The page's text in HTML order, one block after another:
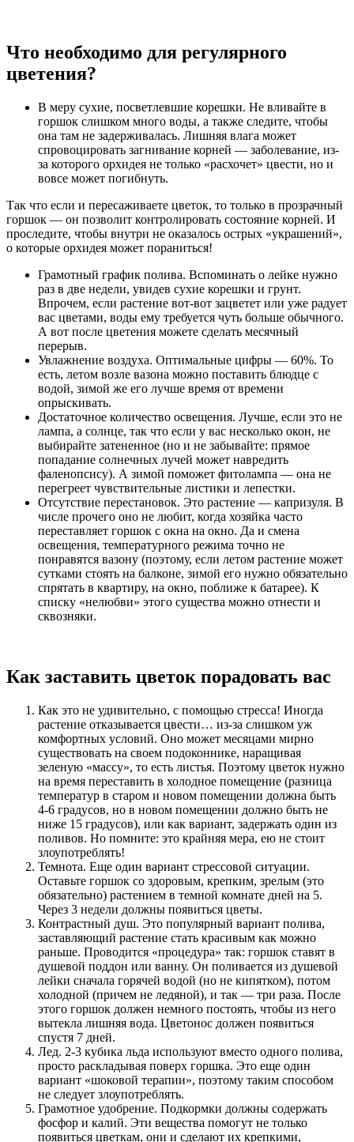
Что необходимо для регулярного
цветения?
В меру сухие, посветлевшие корешки. Не вливайте в
горшок слишком много воды, а также следите, чтобы
она там не задерживалась. Лишняя влага может
спровоцировать загнивание корней — заболевание, из-
за которого орхидея не только «расхочет» цвести, но и
вовсе может погибнуть.
Так что если и пересаживаете цветок, то только в прозрачный
горшок — он позволит контролировать состояние корней. И
проследите, чтобы внутри не оказалось острых «украшений»,
о которые орхидея может пораниться!
Грамотный график полива. Вспоминать о лейке нужно
раз в две недели, увидев сухие корешки и грунт.
Впрочем, если растение вот-вот зацветет или уже радует
вас цветами, воды ему требуется чуть больше обычного.
А вот после цветения можете сделать месячный
перерыв.
Увлажнение воздуха. Оптимальные цифры — 60%. То
есть, летом возле вазона можно поставить блюдце с
водой, зимой же его лучше время от времени
опрыскивать.
Достаточное количество освещения. Лучше, если это не
лампа, а солнце, так что если у вас несколько окон, не
выбирайте затененное (но и не забывайте: прямое
попадание солнечных лучей может навредить
фаленопсису). А зимой поможет фитолампа — она не
перегреет чувствительные листики и лепестки.
Отсутствие перестановок. Это растение — капризуля. В
числе прочего оно не любит, когда хозяйка часто
переставляет горшок с окна на окно. Да и смена
освещения, температурного режима точно не
понравятся вазону (поэтому, если летом растение может
сутками стоять на балконе, зимой его нужно обязательно
спрятать в квартиру, на окно, поближе к батарее). К
списку «нелюбви» этого существа можно отнести и
сквозняки.
Как заставить цветок порадовать вас
Как это не удивительно, с помощью стресса! Иногда
растение отказывается цвести… из-за слишком уж
комфортных условий. Оно может месяцами мирно
существовать на своем подоконнике, наращивая
зеленую «массу», то есть листья. Поэтому цветок нужно
на время переставить в холодное помещение (разница
температур в старом и новом помещении должна быть
4-6 градусов, но в новом помещении должно быть не
ниже 15 градусов), или как вариант, задержать один из
поливов. Но помните: это крайняя мера, ею не стоит
злоупотреблять!
Темнота. Еще один вариант стрессовой ситуации.
Оставьте горшок со здоровым, крепким, зрелым (это
обязательно) растением в темной комнате дней на 5.
Через 3 недели должны появиться цветы.
Контрастный душ. Это популярный вариант полива,
заставляющий растение стать красивым как можно
раньше. Проводится «процедура» так: горшок ставят в
душевой поддон или ванну. Он поливается из душевой
лейки сначала горячей водой (но не кипятком), потом
холодной (причем не ледяной), и так — три раза. После
этого горшок должен немного постоять, чтобы из него
вытекла лишняя вода. Цветонос должен появиться
спустя 7 дней.
Лед. 2-3 кубика льда используют вместо одного полива,
просто раскладывая поверх горшка. Это еще один
вариант «шоковой терапии», поэтому таким способом
не следует злоупотреблять.
Грамотное удобрение. Подкормки должны содержать
фосфор и калий. Эти вещества помогут не только
появиться цветкам, они и сделают их крепкими,